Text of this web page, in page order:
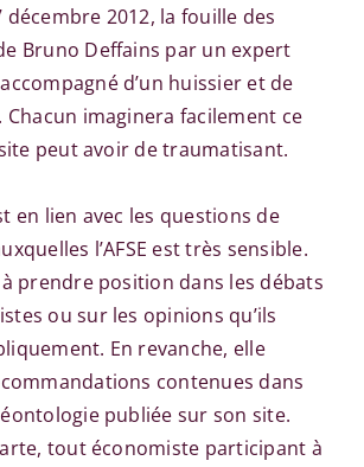
2012, la fouille des
Bruno Deffains par un expert
d’un huissier et de
Chacun imaginera facilement ce
peut avoir de traumatisant.
en lien avec les questions de
l’AFSE est très sensible.
à prendre position dans les débats
ou sur les opinions qu’ils
En revanche, elle
contenues dans
publiée sur son site.
tout économiste participant à